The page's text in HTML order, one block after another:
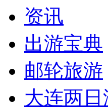
资讯
出游宝典
邮轮旅游
大连两日